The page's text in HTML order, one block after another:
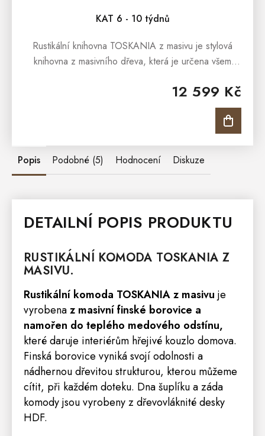
KAT 6 - 10 týdnů
12 599 Kč
Rustikální knihovna TOSKANIA z masivu je stylová
knihovna z masivního dřeva, která je určena všem
Popis Podobné (5) Hodnocení Diskuze
DETAILNÍ POPIS PRODUKTU
RUSTIKÁLNÍ KOMODA TOSKANIA Z
MASIVU.
Rustikální komoda TOSKANIA z masivu je
vyrobenaz masivní finské borovice a
namořen do teplého medového odstínu,
které daruje interiérům hřejivé kouzlo domova.
Finská borovice vyniká svojí odolnosti a
nádhernou dřevitou strukturou, kterou můžeme
cítit, při každém doteku. Dna šuplíku a záda
komody jsou vyrobeny z dřevovláknité desky
HDF.